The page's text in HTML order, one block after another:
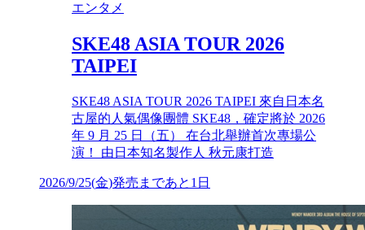
エンタメ
SKE48 ASIA TOUR 2026
TAIPEI
SKE48 ASIA TOUR 2026 TAIPEI 來自日本名
古屋的人氣偶像團體 SKE48，確定將於 2026
年 9 月 25 日（五） 在台北舉辦首次專場公
演！ 由日本知名製作人 秋元康打造
2026/9/25(金)発売まであと1日